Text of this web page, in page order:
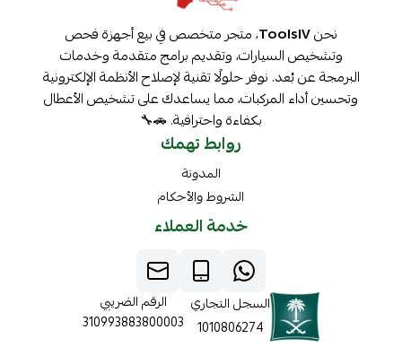
نحنToolsIV، متجر متخصص في بيع أجهزة فحص
وتشخيص السيارات، وتقديم برامج متقدمة وخدمات
البرمجة عن بُعد. نوفر حلولًا تقنية لإصلاح الأنظمة الإلكترونية
وتحسين أداء المركبات، مما يساعدك على تشخيص الأعطال
بكفاءة واحترافية. 🚗🔧
روابط تهمك
المدونة
الشروط والأحكام
خدمة العملاء
السجل التجاري
1010806274
الرقم الضريبي
310993883800003